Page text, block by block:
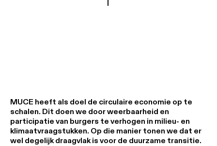
MUCE heeft als doel de circulaire economie op te
schalen. Dit doen we door weerbaarheid en
participatie van burgers te verhogen in milieu- en
klimaatvraagstukken. Op die manier tonen we dat er
wel degelijk draagvlak is voor de duurzame transitie.